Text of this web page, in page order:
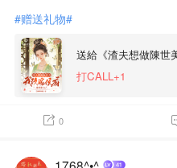
#赠送礼物#
送給《渣夫想做陳世
打CALL+1
0